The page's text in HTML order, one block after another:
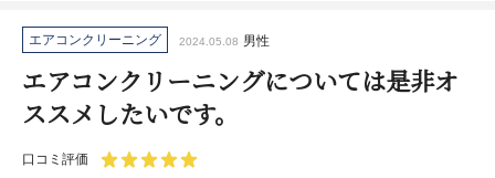
エアコンクリーニング 2024.05.08 男性
エアコンクリーニングについては是非オ
ススメしたいです。
口コミ評価